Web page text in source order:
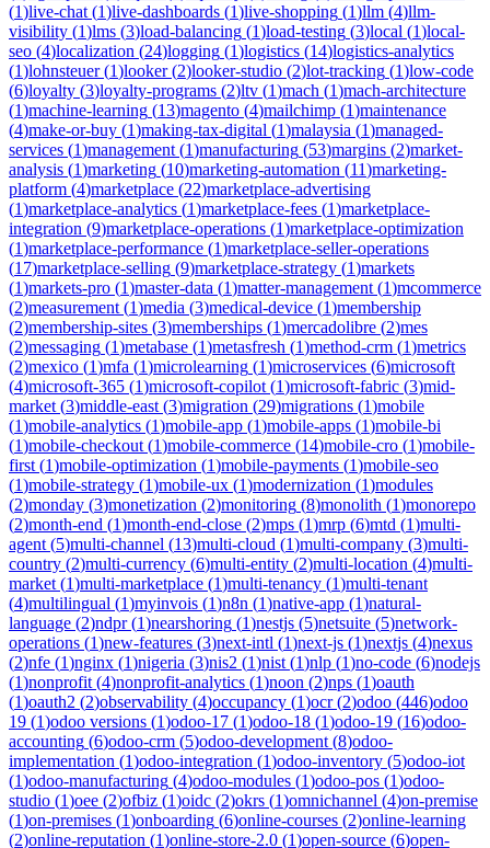
(1)live-chat (1)live-dashboards (1)live-shopping (1)llm (4)llm-
visibility (1)lms (3)load-balancing (1)load-testing (3)local (1)local-
seo (4)localization (24)logging (1)logistics (14)logistics-analytics
(1)lohnsteuer(1)looker(2)looker-studio (2)lot-tracking (1)low-code
(6)loyalty (3)loyalty-programs (2)ltv (1)mach (1)mach-architecture
(1)machine-learning (13)magento (4)mailchimp (1)maintenance
(4)make-or-buy (1)making-tax-digital (1)malaysia (1)managed-
services (1)management (1)manufacturing (53)margins (2)market-
analysis (1)marketing (10)marketing-automation (11)marketing-
platform (4)marketplace (22)marketplace-advertising
(1)marketplace-analytics (1)marketplace-fees (1)marketplace-
integration (9)marketplace-operations (1)marketplace-optimization
(1)marketplace-performance (1)marketplace-seller-operations
(17)marketplace-selling (9)marketplace-strategy (1)markets
(1)markets-pro (1)master-data (1)matter-management (1)mcommerce
(2)measurement (1)media (3)medical-device (1)membership
(2)membership-sites (3)memberships (1)mercadolibre (2)mes
(2)messaging (1)metabase (1)metasfresh (1)method-crm (1)metrics
(2)mexico (1)mfa (1)microlearning (1)microservices (6)microsoft
(4)microsoft-365 (1)microsoft-copilot (1)microsoft-fabric (3)mid-
market (3)middle-east (3)migration (29)migrations (1)mobile
(1)mobile-analytics (1)mobile-app (1)mobile-apps (1)mobile-bi
(1)mobile-checkout (1)mobile-commerce (14)mobile-cro (1)mobile-
first (1)mobile-optimization (1)mobile-payments (1)mobile-seo
(1)mobile-strategy (1)mobile-ux (1)modernization (1)modules
(2)monday (3)monetization (2)monitoring (8)monolith (1)monorepo
(2)month-end (1)month-end-close (2)mps (1)mrp (6)mtd (1)multi-
agent (5)multi-channel (13)multi-cloud (1)multi-company (3)multi-
country (2)multi-currency (6)multi-entity (2)multi-location (4)multi-
market (1)multi-marketplace (1)multi-tenancy (1)multi-tenant
(4)multilingual (1)myinvois (1)n8n (1)native-app (1)natural-
language (2)ndpr(1)nearshoring (1)nestjs (5)netsuite (5)network-
operations (1)new-features (3)next-intl (1)next-js (1)nextjs (4)nexus
(2)nfe (1)nginx (1)nigeria (3)nis2 (1)nist (1)nlp (1)no-code (6)nodejs
(1)nonprofit (4)nonprofit-analytics (1)noon (2)nps (1)oauth
(1)oauth2 (2)observability (4)occupancy (1)ocr(2)odoo (446)odoo
19 (1)odoo versions (1)odoo-17 (1)odoo-18 (1)odoo-19 (16)odoo-
accounting (6)odoo-crm (5)odoo-development (8)odoo-
implementation (1)odoo-integration (1)odoo-inventory (5)odoo-iot
(1)odoo-manufacturing (4)odoo-modules (1)odoo-pos (1)odoo-
studio (1)oee (2)ofbiz (1)oidc (2)okrs (1)omnichannel (4)on-premise
(1)on-premises (1)onboarding (6)online-courses (2)online-learning
(2)online-reputation (1)online-store-2.0 (1)open-source (6)open-